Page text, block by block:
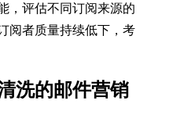
，评估不同订阅来源的
阅者质量持续低下，考
洗的邮件营销